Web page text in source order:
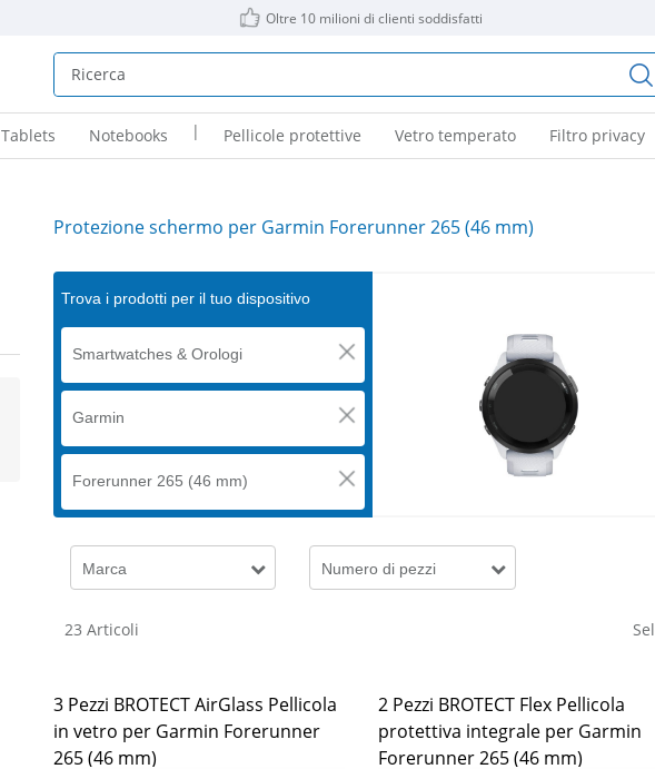
Oltre 10 milioni di clienti soddisfatti
Tablets Notebooks | Pellicole protettive Vetro temperato Filtro privacy
Protezione schermo per Garmin Forerunner 265 (46 mm)
Trova i prodotti per il tuo dispositivo
Smartwatches & Orologi
Garmin
Forerunner 265 (46 mm)
Marca Numero di pezzi
23 Articoli
3 Pezzi BROTECT AirGlass Pellicola
in vetro per Garmin Forerunner
265 (46 mm)
2 Pezzi BROTECT Flex Pellicola
protettiva integrale per Garmin
Forerunner 265 (46 mm)